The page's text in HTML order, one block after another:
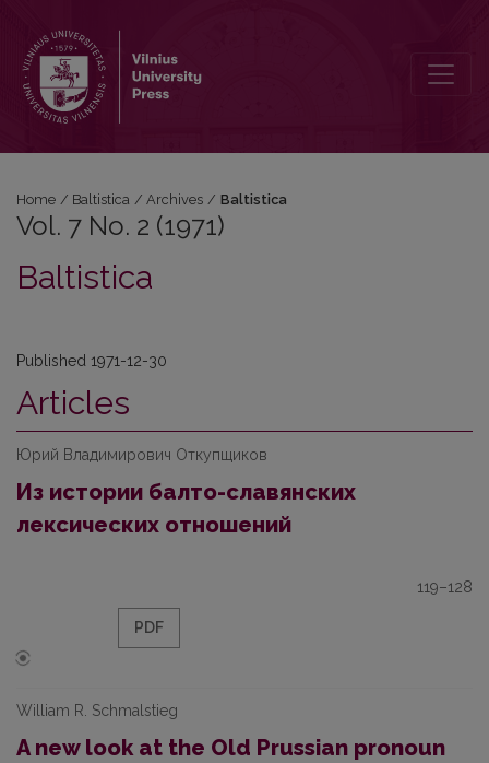
Home / Baltistica / Archives / Baltistica
Vol. 7 No. 2 (1971)
Baltistica
Published 1971-12-30
Articles
Юрий Владимирович Откупщиков
Из истории балто-славянских
лексических отношений
119–128
PDF
William R. Schmalstieg
A new look at the Old Prussian pronoun